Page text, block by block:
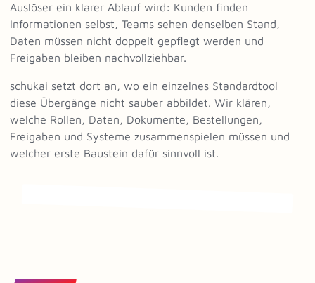
Auslöser ein klarer Ablauf wird: Kunden finden
Informationen selbst, Teams sehen denselben Stand,
Daten müssen nicht doppelt gepflegt werden und
Freigaben bleiben nachvollziehbar.
schukai setzt dort an, wo ein einzelnes Standardtool
diese Übergänge nicht sauber abbildet. Wir klären,
welche Rollen, Daten, Dokumente, Bestellungen,
Freigaben und Systeme zusammenspielen müssen und
welcher erste Baustein dafür sinnvoll ist.